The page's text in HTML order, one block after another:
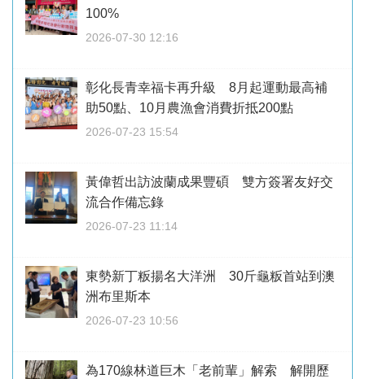
100%
2026-07-30 12:16
彰化長青幸福卡再升級 8月起運動最高補
助50點、10月農漁會消費折抵200點
2026-07-23 15:54
黃偉哲出訪波蘭成果豐碩 雙方簽署友好交
流合作備忘錄
2026-07-23 11:14
東勢新丁粄揚名大洋洲 30斤龜粄首站到澳
洲布里斯本
2026-07-23 10:56
為170線林道巨木「老前輩」解索 解開歷